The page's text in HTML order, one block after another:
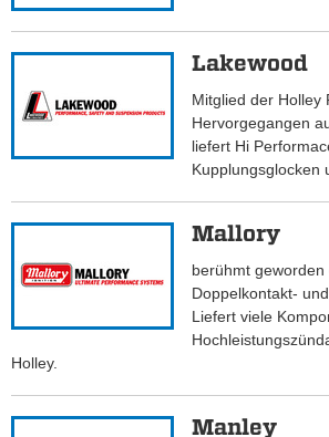
Lakewood
Mitglied der Holley
Hervorgegangen
liefert Hi
Kupplungsglocken
Mallory
berühmt
Doppelkontakt-
Liefert viele
Holley.
Manley